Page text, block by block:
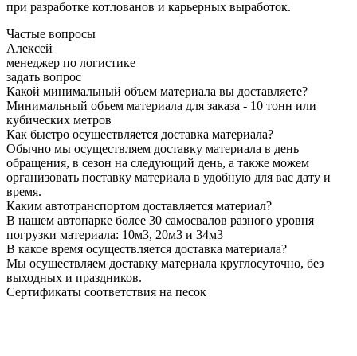
при разработке котлованов и карьерных выработок.
Частые вопросы
Алексей
менеджер по логистике
задать вопрос
Какой минимальный объем материала вы доставляете?
Минимальный объем материала для заказа - 10 тонн или
кубических метров
Как быстро осуществляется доставка материала?
Обычно мы осуществляем доставку материала в день
обращения, в сезон на следующий день, а также можем
организовать поставку материала в удобную для вас дату и
время.
Каким автотранспортом доставляется материал?
В нашем автопарке более 30 самосвалов разного уровня
погрузки материала: 10м3, 20м3 и 34м3
В какое время осуществляется доставка материала?
Мы осуществляем доставку материала круглосуточно, без
выходных и праздников.
Сертификаты соответствия на песок